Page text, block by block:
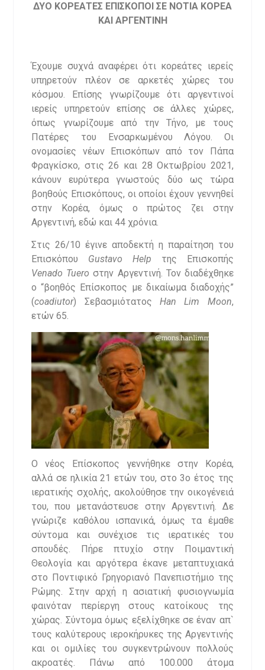
ΔΥΟ ΚΟΡΕΑΤΕΣ ΕΠΙΣΚΟΠΟΙ ΣΕ ΝΟΤΙΑ ΚΟΡΕΑ
ΚΑΙ ΑΡΓΕΝΤΙΝΗ
Έχουμε συχνά αναφέρει ότι κορεάτες ιερείς
υπηρετούν πλέον σε αρκετές χώρες του
κόσμου. Επίσης γνωρίζουμε ότι αργεντινοί
ιερείς υπηρετούν επίσης σε άλλες χώρες,
όπως γνωρίζουμε από την Τήνο, με τους
Πατέρες του Ενσαρκωμένου Λόγου. Οι
ονομασίες νέων Επισκόπων από τον Πάπα
Φραγκίσκο, στις 26 και 28 Οκτωβρίου 2021,
κάνουν ευρύτερα γνωστούς δύο ως τώρα
βοηθούς Επισκόπους, οι οποίοι έχουν γεννηθεί
στην Κορέα, όμως ο πρώτος ζει στην
Αργεντινή, εδώ και 44 χρόνια.
Στις 26/10 έγινε αποδεκτή η παραίτηση του
Επισκόπου Gustavo Help της Επισκοπής
Venado Tuero στην Αργεντινή. Τον διαδέχθηκε
ο “βοηθός Επίσκοπος με δικαίωμα διαδοχής”
(coadiutor) Σεβασμιότατος Han Lim Moon,
ετών 65.
Ο νέος Επίσκοπος γεννήθηκε στην Κορέα,
αλλά σε ηλικία 21 ετών του, στο 3ο έτος της
ιερατικής σχολής, ακολούθησε την οικογένειά
του, που μετανάστευσε στην Αργεντινή. Δε
γνώριζε καθόλου ισπανικά, όμως τα έμαθε
σύντομα και συνέχισε τις ιερατικές του
σπουδές. Πήρε πτυχίο στην Ποιμαντική
Θεολογία και αργότερα έκανε μεταπτυχιακά
στο Ποντιφικό Γρηγοριανό Πανεπιστήμιο της
Ρώμης. Στην αρχή η ασιατική φυσιογνωμία
φαινόταν περίεργη στους κατοίκους της
χώρας. Σύντομα όμως εξελίχθηκε σε έναν απ`
τους καλύτερους ιεροκήρυκες της Αργεντινής
και οι ομιλίες του συγκεντρώνουν πολλούς
ακροατές. Πάνω από 100.000 άτομα